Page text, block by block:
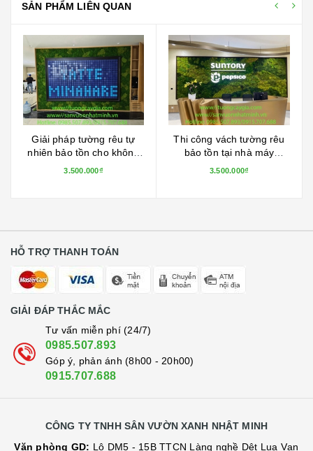
SẢN PHẨM LIÊN QUAN
Giải pháp tường rêu tự
nhiên bảo tồn cho không
gian văn phòng thêm sắc
3.500.000₫
Thi công vách tường rêu
bảo tồn tại nhà máy
PepsiCo Tây Ninh
3.500.000₫
HỖ TRỢ THANH TOÁN
GIẢI ĐÁP THẮC MẮC
Tư vấn miễn phí (24/7)
0985.507.893
Góp ý, phản ánh (8h00 - 20h00)
0915.707.688
CÔNG TY TNHH SÂN VƯỜN XANH NHẬT MINH
Văn phòng GD: Lô DM5 - 15B TTCN Làng nghề Dệt Lụa Vạn